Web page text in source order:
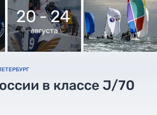
20 - 24
августа
в классе J/70